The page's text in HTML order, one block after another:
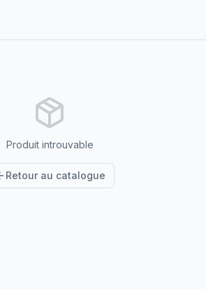
Produit introuvable
Retour au catalogue